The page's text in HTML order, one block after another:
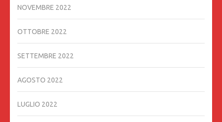
NOVEMBRE 2022
OTTOBRE 2022
SETTEMBRE 2022
AGOSTO 2022
LUGLIO 2022